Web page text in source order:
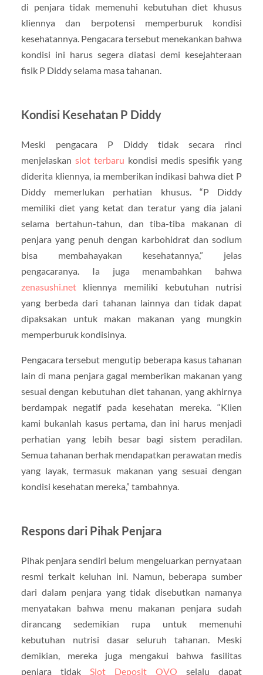
di penjara tidak memenuhi kebutuhan diet khusus
kliennya dan berpotensi memperburuk kondisi
kesehatannya. Pengacara tersebut menekankan bahwa
kondisi ini harus segera diatasi demi kesejahteraan
fisik P Diddy selama masa tahanan.
Kondisi Kesehatan P Diddy
Meski pengacara P Diddy tidak secara rinci
menjelaskan slot terbaru kondisi medis spesifik yang
diderita kliennya, ia memberikan indikasi bahwa diet P
Diddy memerlukan perhatian khusus. “P Diddy
memiliki diet yang ketat dan teratur yang dia jalani
selama bertahun-tahun, dan tiba-tiba makanan di
penjara yang penuh dengan karbohidrat dan sodium
bisa membahayakan kesehatannya,” jelas
pengacaranya. Ia juga menambahkan bahwa
zenasushi.netkliennya memiliki kebutuhan nutrisi
yang berbeda dari tahanan lainnya dan tidak dapat
dipaksakan untuk makan makanan yang mungkin
memperburuk kondisinya.
Pengacara tersebut mengutip beberapa kasus tahanan
lain di mana penjara gagal memberikan makanan yang
sesuai dengan kebutuhan diet tahanan, yang akhirnya
berdampak negatif pada kesehatan mereka. “Klien
kami bukanlah kasus pertama, dan ini harus menjadi
perhatian yang lebih besar bagi sistem peradilan.
Semua tahanan berhak mendapatkan perawatan medis
yang layak, termasuk makanan yang sesuai dengan
kondisi kesehatan mereka,” tambahnya.
Respons dari Pihak Penjara
Pihak penjara sendiri belum mengeluarkan pernyataan
resmi terkait keluhan ini. Namun, beberapa sumber
dari dalam penjara yang tidak disebutkan namanya
menyatakan bahwa menu makanan penjara sudah
dirancang sedemikian rupa untuk memenuhi
kebutuhan nutrisi dasar seluruh tahanan. Meski
demikian, mereka juga mengakui bahwa fasilitas
penjara tidak Slot Deposit OVO selalu dapat